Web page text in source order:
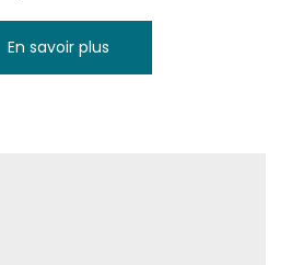
En savoir plus